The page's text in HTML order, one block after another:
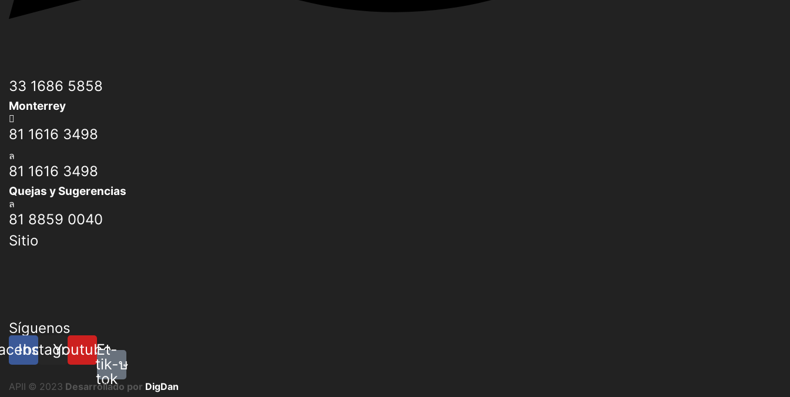
33 1686 5858
Monterrey
81 1616 3498
81 1616 3498
Quejas y Sugerencias
81 8859 0040
Sitio
Síguenos
Instagram
Youtube
Et-
tik-
tok
APII © 2023 Desarrollado por DigDan